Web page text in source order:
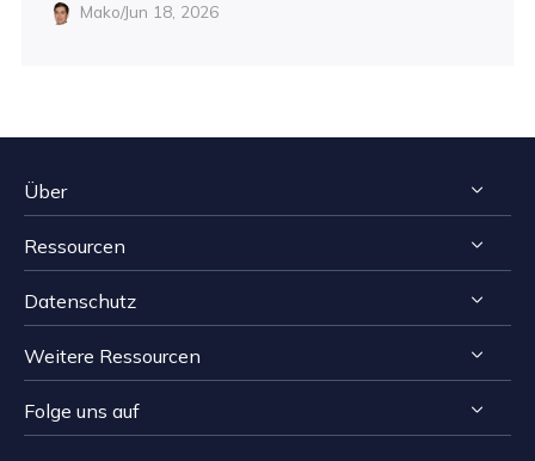
Mako/Jun 18, 2026
Über
Impressum
Reviews & Awards
Kontakt EaseUS
Affiliates
Ressourcen
Tipps zur Windows Datenrettung
Tipps zur Mac Datenrettung
Speichermedien wiederherstellen Tipps
Datenschutz
Deinstallieren
Erstattungsrichtlinie
Weitere Ressourcen
Computer Lösungen
Folge uns auf